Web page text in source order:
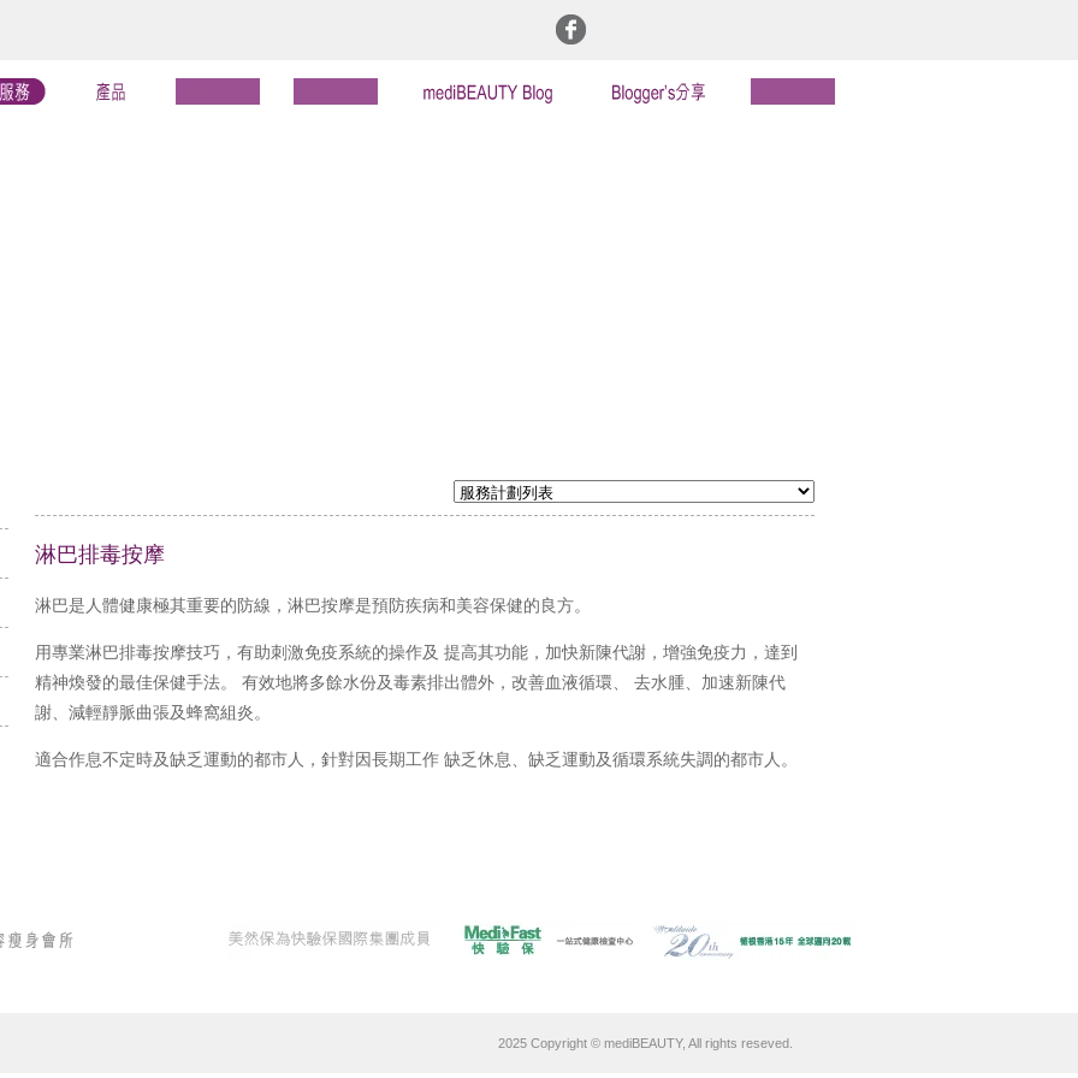
淋巴排毒按摩
淋巴是人體健康極其重要的防線，淋巴按摩是預防疾病和美容保健的良方。
用專業淋巴排毒按摩技巧，有助刺激免疫系統的操作及 提高其功能，加快新陳代謝，增強免疫力，達到
精神煥發的最佳保健手法。 有效地將多餘水份及毒素排出體外，改善血液循環、 去水腫、加速新陳代
謝、減輕靜脈曲張及蜂窩組炎。
適合作息不定時及缺乏運動的都市人，針對因長期工作 缺乏休息、缺乏運動及循環系統失調的都市人。
2025 Copyright © mediBEAUTY, All rights reseved.